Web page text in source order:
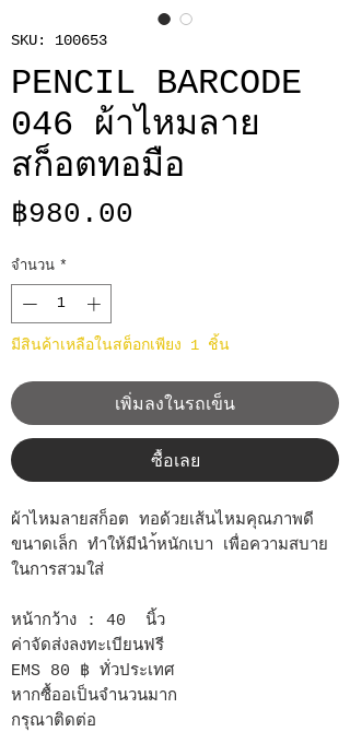
SKU: 100653
PENCIL BARCODE
046 ผ้าไหมลาย
สก็อตทอมือ
฿980.00
จำนวน *
มีสินค้าเหลือในสต็อกเพียง 1 ชิ้น
เพิ่มลงในรถเข็น
ซื้อเลย
ผ้าไหมลายสก็อต ทอด้วยเส้นไหมคุณภาพดี
ขนาดเล็ก ทำให้มีนำ้หนักเบา เพื่อความสบาย
ในการสวมใส่
หน้ากว้าง : 40 นิ้ว
ค่าจัดส่งลงทะเบียนฟรี
EMS 80 ฿ ทั่วประเทศ
หากซื้ออเป็นจำนวนมาก
กรุณาติดต่อ